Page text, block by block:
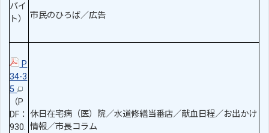
バイ
ト）
市民のひろば／広告
P
34-3
5
（P
DF：
930.
休日在宅病（医）院／水道修繕当番店／献血日程／お出かけ
情報／市長コラム